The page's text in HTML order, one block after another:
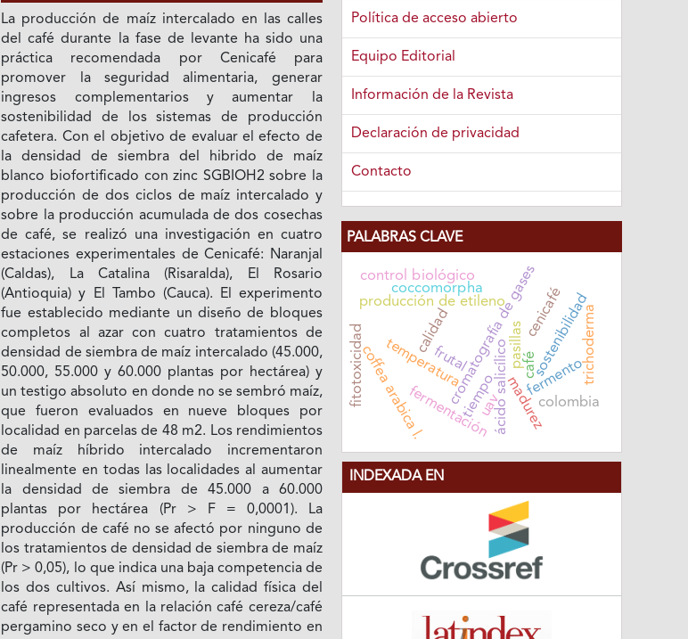
La producción de maíz intercalado en las calles
del café durante la fase de levante ha sido una
práctica recomendada por Cenicafé para
promover la seguridad alimentaria, generar
ingresos complementarios y aumentar la
sostenibilidad de los sistemas de producción
cafetera. Con el objetivo de evaluar el efecto de
la densidad de siembra del hibrido de maíz
blanco biofortificado con zinc SGBIOH2 sobre la
producción de dos ciclos de maíz intercalado y
sobre la producción acumulada de dos cosechas
de café, se realizó una investigación en cuatro
estaciones experimentales de Cenicafé: Naranjal
(Caldas), La Catalina (Risaralda), El Rosario
(Antioquia) y El Tambo (Cauca). El experimento
fue establecido mediante un diseño de bloques
completos al azar con cuatro tratamientos de
densidad de siembra de maíz intercalado (45.000,
50.000, 55.000 y 60.000 plantas por hectárea) y
un testigo absoluto en donde no se sembró maíz,
que fueron evaluados en nueve bloques por
localidad en parcelas de 48 m2. Los rendimientos
de maíz híbrido intercalado incrementaron
linealmente en todas las localidades al aumentar
la densidad de siembra de 45.000 a 60.000
plantas por hectárea (Pr > F = 0,0001). La
producción de café no se afectó por ninguno de
los tratamientos de densidad de siembra de maíz
(Pr > 0,05), lo que indica una baja competencia de
los dos cultivos. Así mismo, la calidad física del
café representada en la relación café cereza/café
pergamino seco y en el factor de rendimiento en
Política de acceso abierto
Equipo Editorial
Información de la Revista
Declaración de privacidad
Contacto
PALABRAS CLAVE
ácido salicílico café
cenicafé
cromatografía de gases
producción de etileno
frutal
madurez
calidad
fermentación
fermento
tiempo
temperatura
coffea arabica l.
fitotoxicidad sostenibilidad
colombia
coccomorpha
control biológico
trichoderma
pasillas
uav
INDEXADA EN